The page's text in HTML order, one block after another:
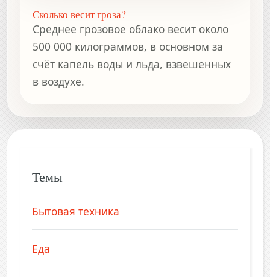
Сколько весит гроза?
Среднее грозовое облако весит около
500 000 килограммов, в основном за
счёт капель воды и льда, взвешенных
в воздухе.
Темы
Бытовая техника
Еда